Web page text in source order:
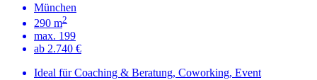
München
290 m2
max. 199
ab 2.740 €
Ideal für Coaching & Beratung, Coworking, Event